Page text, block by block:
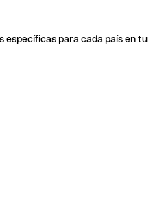
específicas para cada país en tu